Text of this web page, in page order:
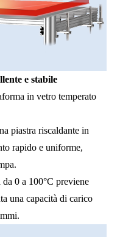
e stabile
in vetro temperato
piastra riscaldante in
rapido e uniforme,
0 a 100°C previene
una capacità di carico